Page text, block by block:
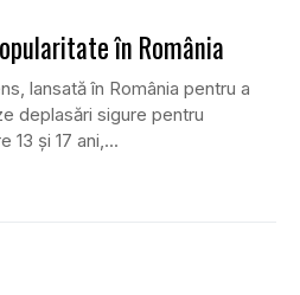
în România
lansată în România pentru a
deplasări sigure pentru
13 și 17 ani,...